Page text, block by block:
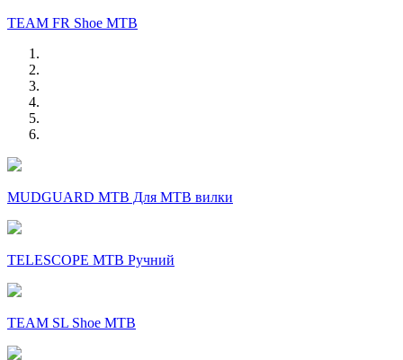
TEAM FR Shoe MTB
MUDGUARD MTB Для MTB вилки
TELESCOPE MTB Ручний
TEAM SL Shoe MTB